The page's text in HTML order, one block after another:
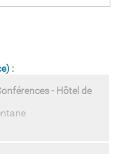
:
- Hôtel de